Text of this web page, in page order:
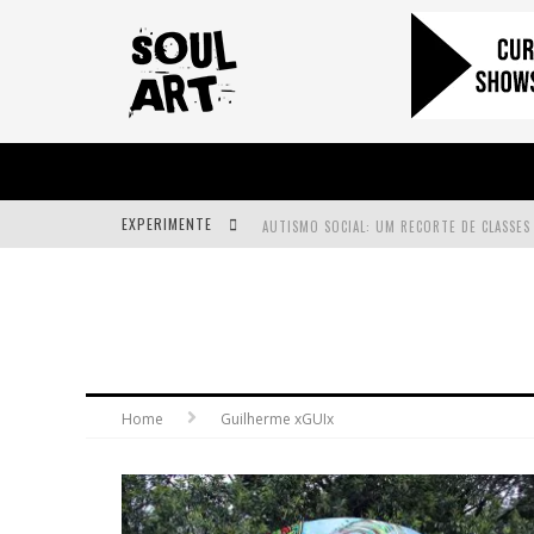
EXPERIMENTE
Home Guilherme xGUIx